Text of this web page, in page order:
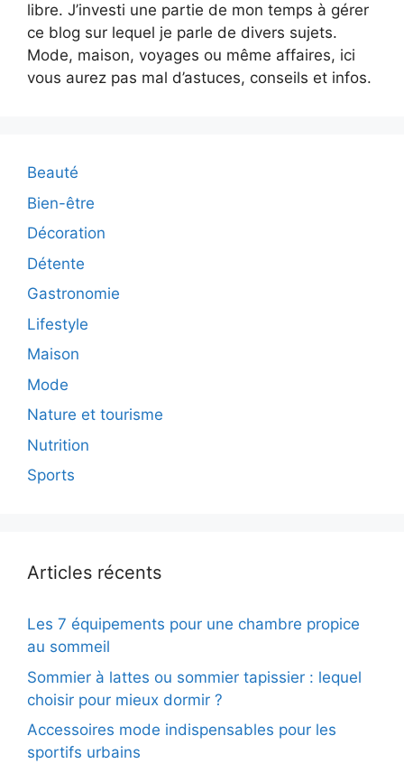
libre. J’investi une partie de mon temps à gérer
ce blog sur lequel je parle de divers sujets.
Mode, maison, voyages ou même affaires, ici
vous aurez pas mal d’astuces, conseils et infos.
Beauté
Bien-être
Décoration
Détente
Gastronomie
Lifestyle
Maison
Mode
Nature et tourisme
Nutrition
Sports
Articles récents
Les 7 équipements pour une chambre propice
au sommeil
Sommier à lattes ou sommier tapissier : lequel
choisir pour mieux dormir ?
Accessoires mode indispensables pour les
sportifs urbains